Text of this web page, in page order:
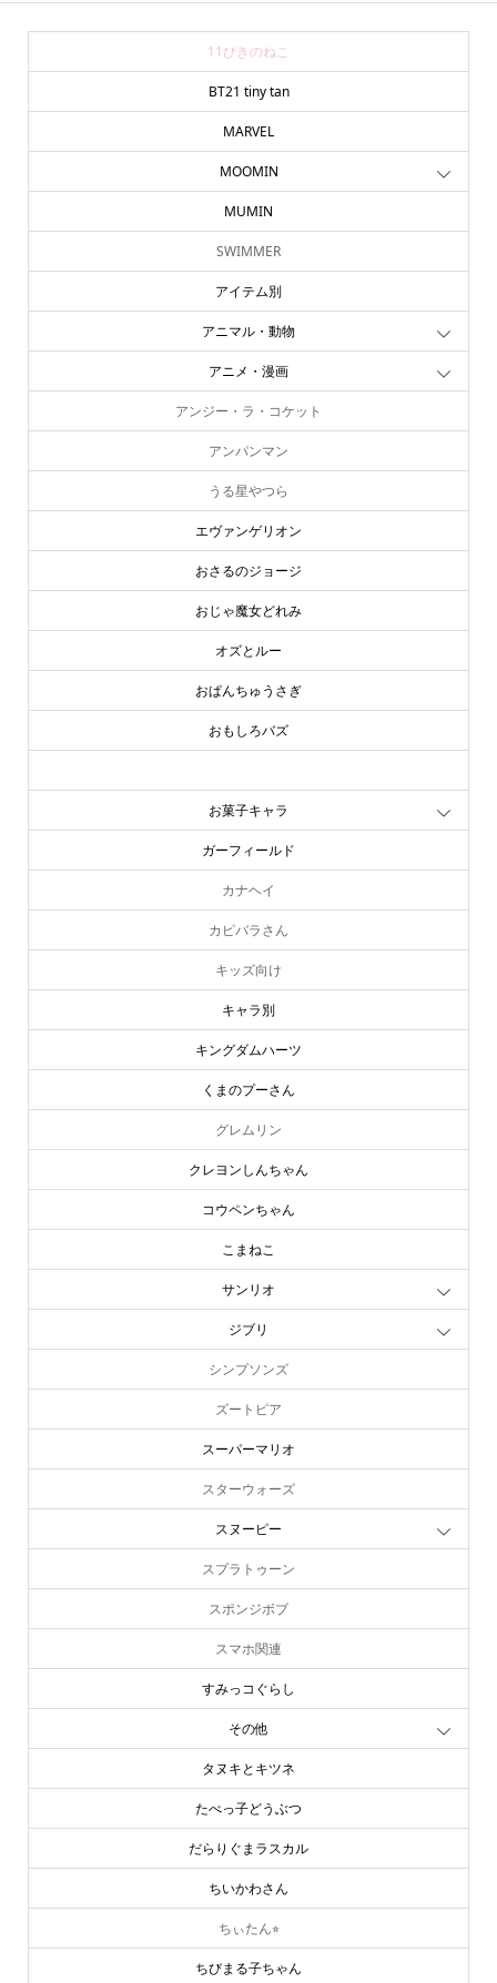
11ぴきのねこ
BT21 tiny tan
MARVEL
MOOMIN
MUMIN
SWIMMER
アイテム別
アニマル・動物
アニメ・漫画
アンジー・ラ・コケット
アンパンマン
うる星やつら
エヴァンゲリオン
おさるのジョージ
おじゃ魔女どれみ
オズとルー
おぱんちゅうさぎ
おもしろバズ
お菓子キャラ
ガーフィールド
カナヘイ
カピバラさん
キッズ向け
キャラ別
キングダムハーツ
くまのプーさん
グレムリン
クレヨンしんちゃん
コウペンちゃん
こまねこ
サンリオ
ジブリ
シンプソンズ
ズートピア
スーパーマリオ
スターウォーズ
スヌーピー
スプラトゥーン
スポンジボブ
スマホ関連
すみっコぐらし
その他
タヌキとキツネ
たべっ子どうぶつ
だらりぐまラスカル
ちいかわさん
ちぃたん⭐︎
ちびまる子ちゃん